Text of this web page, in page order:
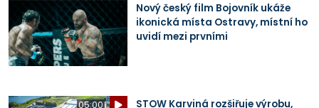
Nový český film Bojovník ukáže
ikonická místa Ostravy, místní ho
uvidí mezi prvními
05:00
STOW Karviná rozšiřuje výrobu,